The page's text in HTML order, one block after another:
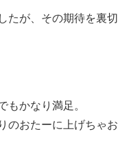
たが、その期待を裏切
もかなり満足。
のおたーに上げちゃお